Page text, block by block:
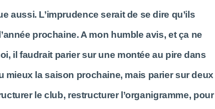
aussi. L’imprudence serait de se dire qu’ils
prochaine. A mon humble avis, et ça ne
il faudrait parier sur une montée au pire dans
mieux la saison prochaine, mais parier sur deux
le club, restructurer l’organigramme, pour